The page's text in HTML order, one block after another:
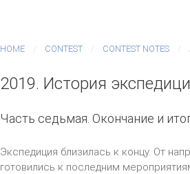
HOME CONTEST CONTEST NOTES
2019. История
Часть седьмая. Окончание и
Экспедиция близилась к концу. От
готовились к последним